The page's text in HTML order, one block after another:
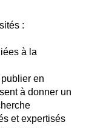
:
à la
en
à donner un
et expertisés